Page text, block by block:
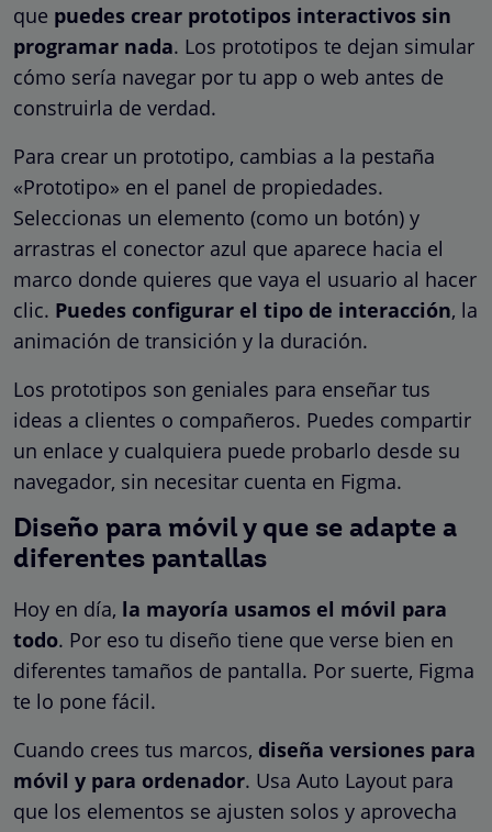
que puedes crear prototipos interactivos sin
programar nada. Los prototipos te dejan simular
cómo sería navegar por tu app o web antes de
construirla de verdad.
Para crear un prototipo, cambias a la pestaña
«Prototipo» en el panel de propiedades.
Seleccionas un elemento (como un botón) y
arrastras el conector azul que aparece hacia el
marco donde quieres que vaya el usuario al hacer
clic. Puedes configurar el tipo de interacción, la
animación de transición y la duración.
Los prototipos son geniales para enseñar tus
ideas a clientes o compañeros. Puedes compartir
un enlace y cualquiera puede probarlo desde su
navegador, sin necesitar cuenta en Figma.
Diseño para móvil y que se adapte a
diferentes pantallas
Hoy en día, la mayoría usamos el móvil para
todo. Por eso tu diseño tiene que verse bien en
diferentes tamaños de pantalla. Por suerte, Figma
te lo pone fácil.
Cuando crees tus marcos, diseña versiones para
móvil y para ordenador. Usa Auto Layout para
que los elementos se ajusten solos y aprovecha